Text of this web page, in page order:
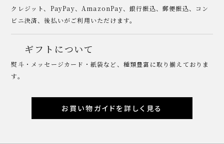
クレジット、PayPay、AmazonPay、銀行振込、郵便振込、コン
ビニ決済、後払いがご利用いただけます。
ギフトについて
熨斗・メッセージカード・紙袋など、種類豊富に取り揃えておりま
す。
お買い物ガイドを詳しく見る